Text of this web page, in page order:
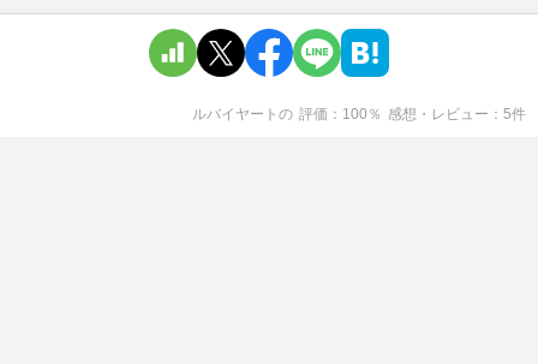
ルバイヤート の 評価 100 ％ 感想・レビュー 5件